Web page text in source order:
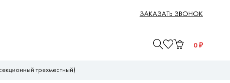
ЗАКАЗАТЬ ЗВОНОК
0 ₽
трехместный)